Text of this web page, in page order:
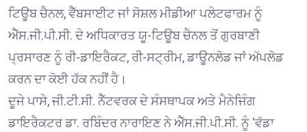
ਟਿਊਬ ਚੈਨਲ, ਵੈੱਬਸਾਈਟ ਜਾਂ ਸੋਸ਼ਲ ਮੀਡੀਆ ਪਲੇਟਫਾਰਮ ਨੂੰ
ਐੱਸ.ਜੀ.ਪੀ.ਸੀ. ਦੇ ਅਧਿਕਾਰਤ ਯੂ-ਟਿਊਬ ਚੈਨਲ ਤੋਂ ਗੁਰਬਾਣੀ
ਪ੍ਰਸਾਰਣ ਨੂੰ ਰੀ-ਡਾਇਰੈਕਟ, ਰੀ-ਸਟ੍ਰੀਮ, ਡਾਊਨਲੋਡ ਜਾਂ ਅੱਪਲੋਡ
ਕਰਨ ਦਾ ਕੋਈ ਹੱਕ ਨਹੀਂ ਹੈ।
ਦੂਜੇ ਪਾਸੇ, ਜੀ.ਟੀ.ਸੀ. ਨੈੱਟਵਰਕ ਦੇ ਸੰਸਥਾਪਕ ਅਤੇ ਮੈਨੇਜਿੰਗ
ਡਾਇਰੈਕਟਰ ਡਾ. ਰਬਿੰਦਰ ਨਾਰਾਇਣ ਨੇ ਐੱਸ.ਜੀ.ਪੀ.ਸੀ. ਨੂੰ ‘ਵੱਡਾ